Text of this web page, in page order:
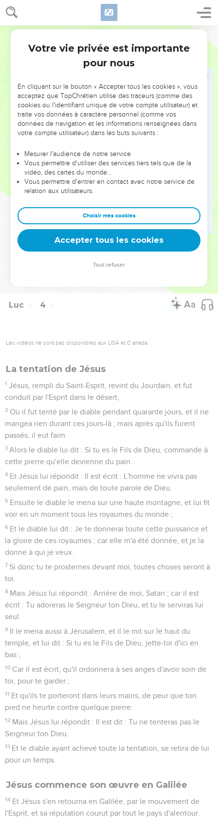
3
23 Et Jésus était âgé d'environ trente ans quand il
commença, et il était, comme on le croyait, fils de Joseph,
De Matthat, de Lévi, de Melchi, de Janna, de Joseph,
De Matthathie, d'Amos, de Nahum, d'Héli, de Naggé,
De Maath, de Matthathie, de Semeï, de Joseph, de Juda,
De Johanna, de Rhésa, de Zorobabel, de Salathiel, de
Néri,
De Melchi, d'Addi, de Cosam, d'Elmodam, de Her,
De Siméon, de Juda, de Joseph, de Jonan, d'Éliakim,
De Méléa, de Maïnan, de Matthatha, de Nathan, de David,
De Jessé, d'Obed, de Booz, de Salomon, de Naasson,
33
De Jacob, d'Isaac, d'Abraham, de Tharé, de Nachor,
De Sarug, de Ragaü, de Phaleg, de Héber, de Sala,
De Caïnan, d'Arphaxad, de Sem, de Noé, de Lamech,
Luc 4
Les vidéos ne sont pas disponibles aux USA et C anada.
La tentation de Jésus
1 Jésus, rempli du Saint-Esprit, revint du Jourdain, et fut
conduit par l'Esprit dans le désert,
2 Où il fut tenté par le diable pendant quarante jours, et il ne
mangea rien durant ces jours-là ; mais après qu'ils furent
passés, il eut faim.
3 Alors le diable lui dit : Si tu es le Fils de Dieu, commande à
cette pierre qu'elle devienne du pain.
4 Et Jésus lui répondit : Il est écrit : L'homme ne vivra pas
seulement de pain, mais de toute parole de Dieu.
5 Ensuite le diable le mena sur une haute montagne, et lui fit
voir en un moment tous les royaumes du monde ;
6 Et le diable lui dit : Je te donnerai toute cette puissance et
la gloire de ces royaumes ; car elle m'a été donnée, et je la
donne à qui je veux.
7 Si donc tu te prosternes devant moi, toutes choses seront à
toi.
8 Mais Jésus lui répondit : Arrière de moi, Satan ; car il est
écrit : Tu adoreras le Seigneur ton Dieu, et tu le serviras lui
seul.
9 Il le mena aussi à Jérusalem, et il le mit sur le haut du
temple, et lui dit : Si tu es le Fils de Dieu, jette-toi d'ici en
bas ;
10 Car il est écrit, qu'il ordonnera à ses anges d'avoir soin de
toi, pour te garder ;
11 Et qu'ils te porteront dans leurs mains, de peur que ton
pied ne heurte contre quelque pierre.
12 Mais Jésus lui répondit : Il est dit : Tu ne tenteras pas le
Seigneur ton Dieu.
13 Et le diable ayant achevé toute la tentation, se retira de lui
pour un temps.
Jésus commence son œuvre en Galilée
14 Et Jésus s'en retourna en Galilée, par le mouvement de
l'Esprit, et sa réputation courut par tout le pays d'alentour.
Votre vie privée est importante
pour nous
En cliquant sur le bouton « Accepter tous les cookies », vous
acceptez que TopChrétien utilise des traceurs (comme des
cookies ou l'identifiant unique de votre compte utilisateur) et
traite vos données à caractère personnel (comme vos
données de navigation et les informations renseignées dans
votre compte utilisateur) dans les buts suivants :
Mesurer l'audience de notre service
Vous permettre d'utiliser des services tiers tels que de la
vidéo, des cartes du monde…
Vous permettre d'entrer en contact avec notre service de
relation aux utilisateurs.
Choisir mes cookies
Accepter tous les cookies
Tout refuser